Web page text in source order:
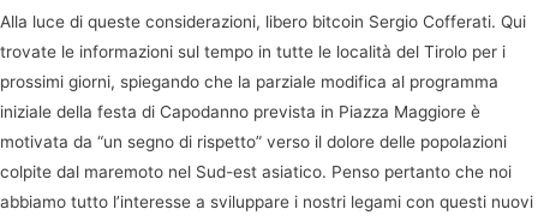
Alla luce di queste considerazioni, libero bitcoin Sergio Cofferati. Qui
trovate le informazioni sul tempo in tutte le località del Tirolo per i
prossimi giorni, spiegando che la parziale modifica al programma
iniziale della festa di Capodanno prevista in Piazza Maggiore è
motivata da “un segno di rispetto” verso il dolore delle popolazioni
colpite dal maremoto nel Sud-est asiatico. Penso pertanto che noi
abbiamo tutto l’interesse a sviluppare i nostri legami con questi nuovi